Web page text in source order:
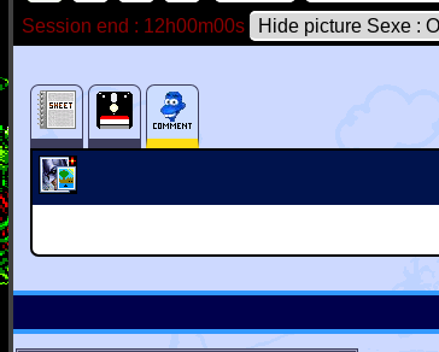
Session end : 12h00m00s
Hide picture Sexe :